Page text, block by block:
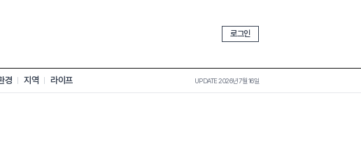
로그인
경 지역 라이프 UPDATE 2026년 7월 16일